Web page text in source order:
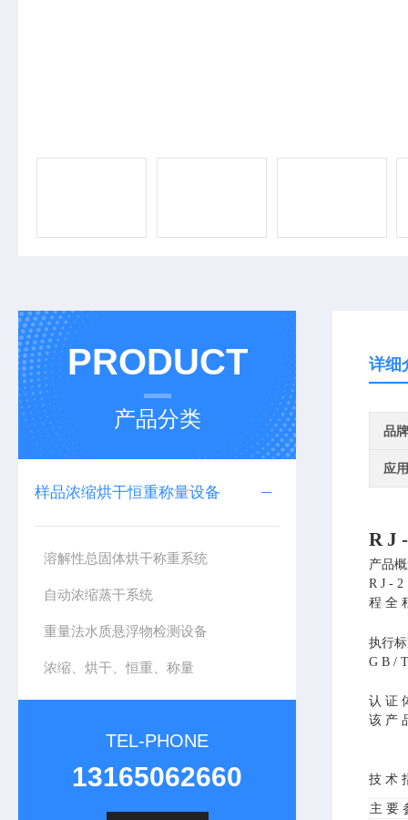
PRODUCT
产品分类
样品浓缩烘干恒重称量设备
溶解性总固体烘干称重系统
自动浓缩蒸干系统
重量法水质悬浮物检测设备
浓缩、烘干、恒重、称量
TEL-PHONE
13165062660
详细
品牌
应
R J
产品
R J -
程 全
执行
G B /
认 证
该 产
技 术
主 要